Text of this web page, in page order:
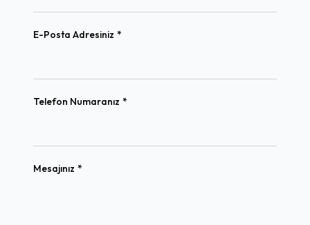
E-Posta Adresiniz *
Telefon Numaranız *
Mesajınız *